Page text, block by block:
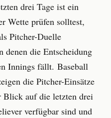
drei Tage ist ein
Wette prüfen solltest,
Pitcher-Duelle
denen die Entscheidung
Innings fällt. Baseball
die Pitcher-Einsätze
Blick auf die letzten drei
verfügbar sind und